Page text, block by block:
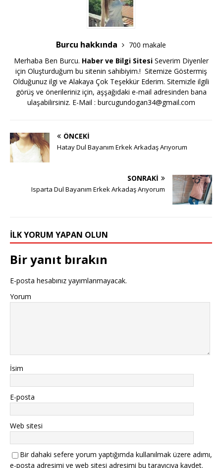
Burcu hakkında
700 makale
Merhaba Ben Burcu. Haber ve Bilgi SitesiSeverim Diyenler
için Oluşturduğum bu sitenin sahibiyim.! Sitemize Göstermiş
Olduğunuz ilgi ve Alakaya Çok Teşekkür Ederim. Sitemizle ilgili
görüş ve önerileriniz için, aşşağıdaki e-mail adresinden bana
ulaşabilirsiniz. E-Mail : burcugundogan34@gmail.com
ÖNCEKI
Hatay Dul Bayanım Erkek Arkadaş Arıyorum
SONRAKI
Isparta Dul Bayanım Erkek Arkadaş Arıyorum
İLK YORUM YAPAN OLUN
Bir yanıt bırakın
E-posta hesabınız yayımlanmayacak.
Yorum
İsim
E-posta
Web sitesi
Bir dahaki sefere yorum yaptığımda kullanılmak üzere adımı,
e-posta adresimi ve web sitesi adresimi bu tarayıcıya kaydet.